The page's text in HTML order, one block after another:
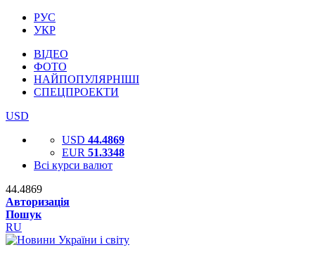
РУС
УКР
ВІДЕО
ФОТО
НАЙПОПУЛЯРНІШІ
СПЕЦПРОЕКТИ
USD
USD 44.4869
EUR 51.3348
Всі курси валют
44.4869
Авторизація
Пошук
RU